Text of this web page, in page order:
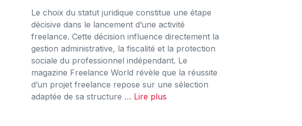
Le choix du statut juridique constitue une étape
décisive dans le lancement d’une activité
freelance. Cette décision influence directement la
gestion administrative, la fiscalité et la protection
sociale du professionnel indépendant. Le
magazine Freelance World révèle que la réussite
d’un projet freelance repose sur une sélection
adaptée de sa structure … Lire plus